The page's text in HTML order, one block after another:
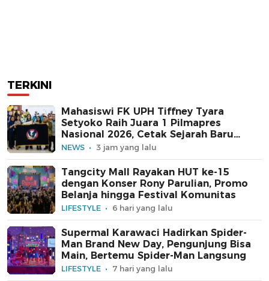
TERKINI
Mahasiswi FK UPH Tiffney Tyara
Setyoko Raih Juara 1 Pilmapres
Nasional 2026, Cetak Sejarah Baru
untuk Kampus Swasta
NEWS 3 jam yang lalu
Tangcity Mall Rayakan HUT ke-15
dengan Konser Rony Parulian, Promo
Belanja hingga Festival Komunitas
LIFESTYLE 6 hari yang lalu
Supermal Karawaci Hadirkan Spider-
Man Brand New Day, Pengunjung Bisa
Main, Bertemu Spider-Man Langsung
LIFESTYLE 7 hari yang lalu